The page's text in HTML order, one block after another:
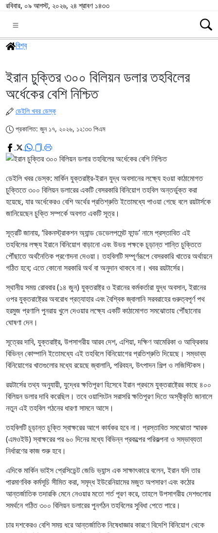
রবিবার, ০৯ আগস্ট, ২০২৬, ২৪ শ্রাবণ ১৪৩৩
বিশ্ব
ইরান চুক্তির ৩০০ বিলিয়ন ডলার তহবিলের
অর্ধেকের বেশি নিশ্চিত
ডেইলি খবর ডেস্ক
প্রকাশিত: জুন ১৭, ২০২৬, ১২:৩৩ পিএম
ডেইলি খবর ডেস্ক: মার্কিন যুক্তরাষ্ট্র-ইরান যুদ্ধ অবসানের লক্ষ্যে হওয়া কাঠামোগত
চুক্তিতে ৩০০ বিলিয়ন ডলারের একটি বেসরকারি বিনিয়োগ তহবিল অন্তর্ভুক্ত করা
হয়েছে, যার অর্ধেকেরও বেশি অর্থের প্রতিশ্রুতি ইতোমধ্যে পাওয়া গেছে বলে রয়টার্সকে
জানিয়েছেন চুক্তি সম্পর্কে অবগত একটি সূত্র।
সূত্রটি জানায়, ‘রিকনস্ট্রাকশন অ্যান্ড ডেভেলপমেন্ট ফান্ড’ নামে প্রস্তাবিত এই
তহবিলের লক্ষ্য ইরানে বিনিয়োগ বাড়ানো এবং উভয় পক্ষকে চূড়ান্ত শান্তি চুক্তিতে
পৌঁছাতে অর্থনৈতিক প্রণোদনা দেওয়া। তহবিলটি সম্পূর্ণরূপে বেসরকারি খাতের অর্থায়নে
গঠিত হবে; এতে কোনো সরকারি অর্থ বা অনুদান থাকবে না। খবর রয়টার্সের।
স্থানীয় সময় রোববার (১৪ জুন) যুক্তরাষ্ট্র ও ইরানের কর্মকর্তারা যুদ্ধ অবসান, ইরানের
ওপর যুক্তরাষ্ট্রের অবরোধ প্রত্যাহার এবং বৈশ্বিক জ্বালানি সরবরাহের গুরুত্বপূর্ণ পথ
হরমুজ প্রণালি পুনরায় খুলে দেওয়ার লক্ষ্যে একটি কাঠামোগত সমঝোতায় পৌঁছানোর
ঘোষণা দেন।
সূত্রের দাবি, যুক্তরাষ্ট্র, উপসাগরীয় আরব দেশ, এশিয়া, দক্ষিণ আমেরিকা ও আফ্রিকার
বিভিন্ন কোম্পানি ইতোমধ্যে এই তহবিলে বিনিয়োগের প্রতিশ্রুতি দিয়েছে। সম্ভাব্য
বিনিয়োগের খাতগুলোর মধ্যে রয়েছে জ্বালানি, পরিবহন, উৎপাদন শিল্প ও লজিস্টিকস।
রয়টার্সের তথ্য অনুযায়ী, যুদ্ধের ক্ষতিপূরণ হিসেবে ইরান প্রথমে যুক্তরাষ্ট্রের কাছে ৪০০
বিলিয়ন ডলার দাবি করেছিল। তবে ওয়াশিংটন সরাসরি ক্ষতিপূরণ দিতে অস্বীকৃতি জানালে
নতুন এই তহবিল গঠনের ধারণা সামনে আসে।
তহবিলটি চূড়ান্ত চুক্তি স্বাক্ষরের আগে কার্যকর হবে না। প্রস্তাবিত সমঝোতা স্মারক
(এমওইউ) স্বাক্ষরের পর ৬০ দিনের মধ্যে বিভিন্ন প্রকল্পের পরিকল্পনা ও সম্ভাব্যতা
নির্ধারণের কাজ শুরু হবে।
এদিকে মার্কিন ভাইস প্রেসিডেন্ট জেডি ভ্যান্স এক সাক্ষাৎকারে বলেন, ইরান যদি তার
পারমাণবিক কর্মসূচি সীমিত করা, সমৃদ্ধ ইউরেনিয়ামের মজুত অপসারণ এবং কঠোর
আন্তর্জাতিক তদারকি মেনে নেওয়ার মতো শর্ত পূরণ করে, তাহলে উপসাগরীয় দেশগুলোর
সমর্থনে গঠিত ৩০০ বিলিয়ন ডলারের পুনর্গঠন তহবিলের সুবিধা পেতে পারে।
চার দশকেরও বেশি সময় ধরে আন্তর্জাতিক নিষেধাজ্ঞার কারণে বিদেশি বিনিয়োগ থেকে